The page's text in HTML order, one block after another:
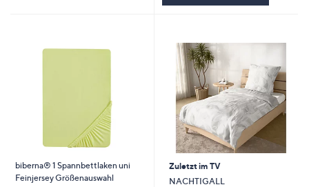
biberna® 1 Spannbettlaken uni
Feinjersey Größenauswahl
Zuletzt im TV
NACHTIGALL